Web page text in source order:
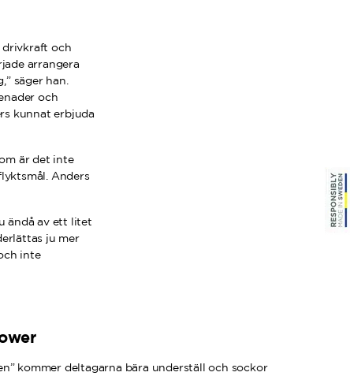
drivkraft och
arrangera
säger han.
och
kunnat erbjuda
är det inte
Anders
ändå av ett litet
ju mer
inte
kommer deltagarna bära underställ och sockor